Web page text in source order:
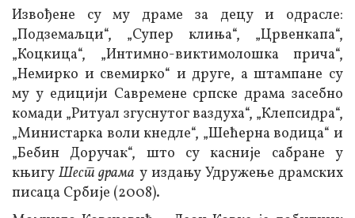
Извођене су му драме за децу и одрасле:
„Подземаљци“, „Супер клиња“, „Црвенкапа“,
„Коцкица“, „Интимно-виктимолошка прича“,
„Немирко и свемирко“ и друге, а штампане су
му у едицији Савремене српске драма засебно
комади „Ритуал згуснутог ваздуха“, „Клепсидра“,
„Министарка воли кнедле“, „Шећерна водица“ и
„Бебин Доручак“, што су касније сабране у
књигуШест драма у издању Удружење драмских
писаца Србије (2008).